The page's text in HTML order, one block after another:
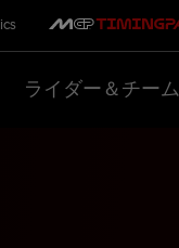
ライダー＆チーム